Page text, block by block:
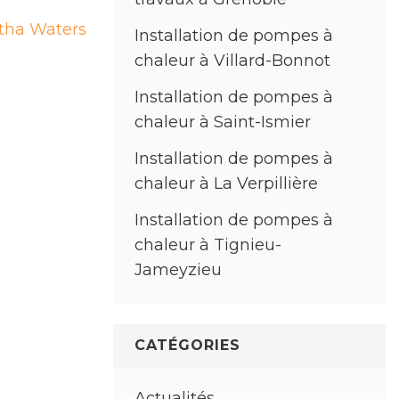
Waters
Installation de pompes à
chaleur à Villard-Bonnot
Installation de pompes à
chaleur à Saint-Ismier
Installation de pompes à
chaleur à La Verpillière
Installation de pompes à
chaleur à Tignieu-
Jameyzieu
CATÉGORIES